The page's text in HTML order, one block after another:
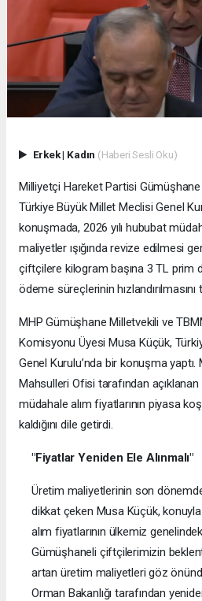
Erkek| Kadın (Haberi Sesli Oku)
Milliyetçi Hareket Partisi
Türkiye Büyük Millet Meclisi Genel
konuşmada, 2026 yılı hububat
maliyetler ışığında revize edilmesi
çiftçilere kilogram başına 3 TL prim
ödeme süreçlerinin
MHP Gümüşhane Milletvekili ve
Komisyonu Üyesi Musa Küçük,
Genel Kurulu’nda bir konuşma
Mahsulleri Ofisi tarafından açıklanan
müdahale alım fiyatlarının piyasa
kaldığını dile getirdi.
"Fiyatlar Yeniden Ele Alınmalı"
Üretim maliyetlerinin son
dikkat çeken Musa Küçük, konuyla
alım fiyatlarının ülkemiz
Gümüşhaneli çiftçilerimizin
artan üretim maliyetleri göz
Orman Bakanlığı tarafından